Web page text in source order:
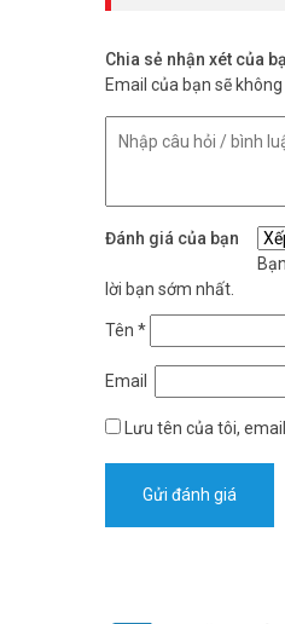
Chia sẻ nhận xét của
Email của bạn sẽ
Đánh giá của bạn
lời bạn sớm nhất.
Tên *
Email
Lưu tên của tôi,